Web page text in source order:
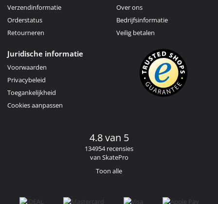
Verzendinformatie
Orderstatus
Retourneren
Over ons
Bedrijfsinformatie
Veilig betalen
Juridische informatie
Voorwaarden
Privacybeleid
Toegankelijkheid
Cookies aanpassen
4.8 van 5
134954 recensies
van SkatePro
Toon alle